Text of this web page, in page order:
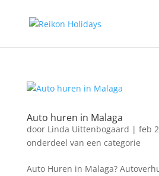
Auto huren in Malaga
door Linda Uittenbogaard | feb
onderdeel van een categorie
Auto Huren in Malaga?